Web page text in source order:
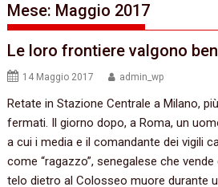
Mese: Maggio 2017
Le loro frontiere valgono
14 Maggio 2017 admin_wp
Retate in Stazione Centrale a Milano,
fermati. Il giorno dopo, a Roma, un
a cui i media e il comandante dei vigili
come “ragazzo”, senegalese che
telo dietro al Colosseo muore durante